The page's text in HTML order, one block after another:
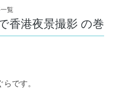
覧
香港夜景撮影 の巻
です。